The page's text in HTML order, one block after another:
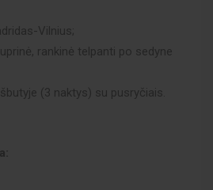
Vilnius;
rankinė telpanti po sedyne
(3 naktys) su pusryčiais.